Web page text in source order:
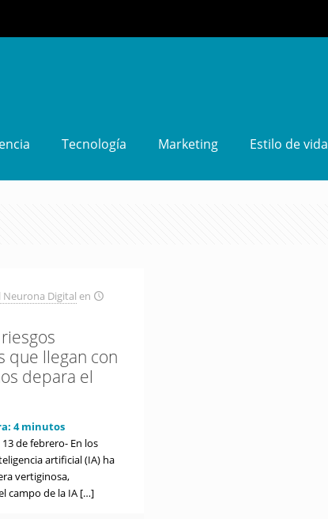
Tecnología Marketing Estilo de vida
Digital en
que llegan con
depara el
4 minutos
de febrero- En los
artificial (IA) ha
vertiginosa,
campo de la IA […]